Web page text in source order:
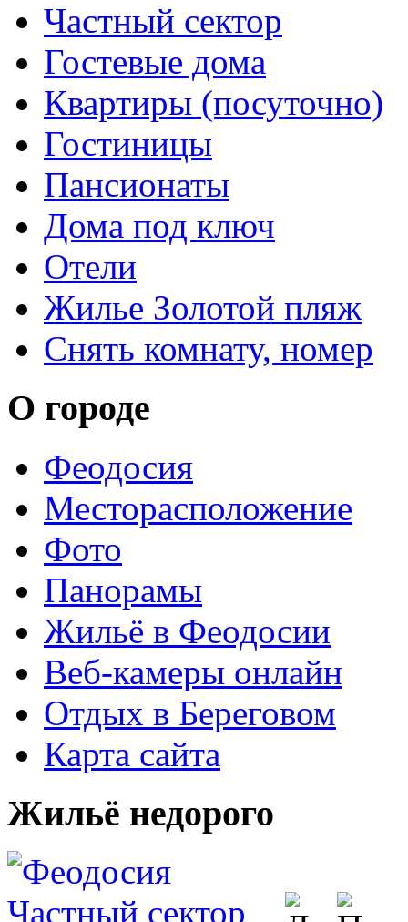
Частный сектор
Гостевые дома
Квартиры (посуточно)
Гостиницы
Пансионаты
Дома под ключ
Отели
Жилье Золотой пляж
Снять комнату, номер
О городе
Феодосия
Месторасположение
Фото
Панорамы
Жильё в Феодосии
Веб-камеры онлайн
Отдых в Береговом
Карта сайта
Жильё недорого